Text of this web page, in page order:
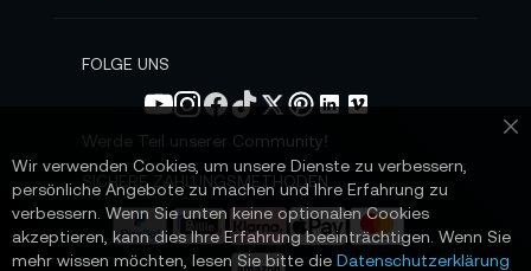
s
e
n
FOLGE UNS
Werde Teil unserer Community!
SICHERE ZAHLUNGSMETHODEN
Wir verwenden Cookies, um unsere Dienste zu verbessern,
persönliche Angebote zu machen und Ihre Erfahrung zu
verbessern. Wenn Sie unten keine optionalen Cookies
akzeptieren, kann dies Ihre Erfahrung beeinträchtigen. Wenn Sie
mehr wissen möchten, lesen Sie bitte die Datenschutzerklärung